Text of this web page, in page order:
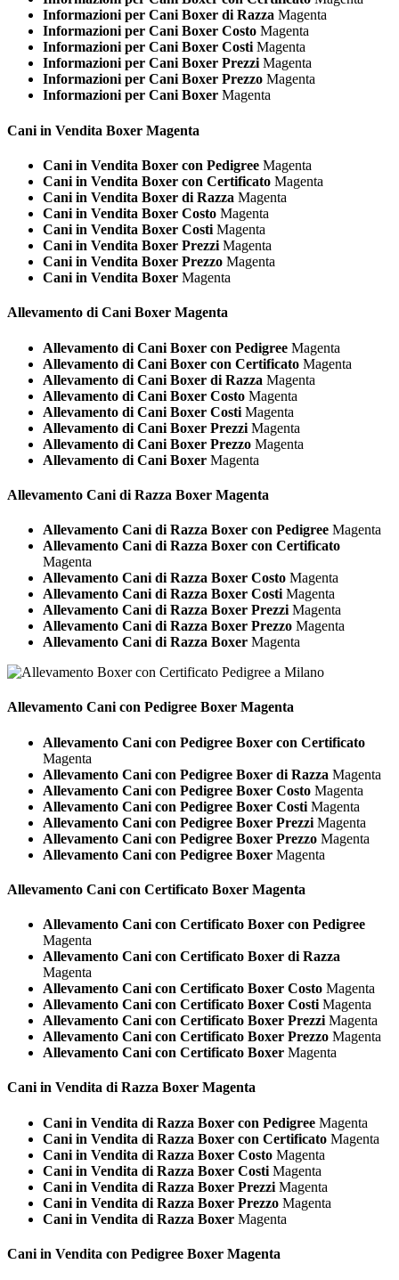
Informazioni per Cani Boxer di Razza Magenta
Informazioni per Cani Boxer Costo Magenta
Informazioni per Cani Boxer CostiMagenta
Informazioni per Cani Boxer PrezziMagenta
Informazioni per Cani Boxer Prezzo Magenta
Informazioni per Cani Boxer Magenta
Cani in Vendita Boxer Magenta
Cani in Vendita Boxer con Pedigree Magenta
Cani in Vendita Boxer con Certificato Magenta
Cani in Vendita Boxer di Razza Magenta
Cani in Vendita Boxer Costo Magenta
Cani in Vendita Boxer Costi Magenta
Cani in Vendita Boxer Prezzi Magenta
Cani in Vendita Boxer Prezzo Magenta
Cani in Vendita Boxer Magenta
Allevamento di Cani Boxer Magenta
Allevamento di Cani Boxer con Pedigree Magenta
Allevamento di Cani Boxer con Certificato Magenta
Allevamento di Cani Boxer di Razza Magenta
Allevamento di Cani Boxer Costo Magenta
Allevamento di Cani Boxer Costi Magenta
Allevamento di Cani Boxer Prezzi Magenta
Allevamento di Cani Boxer Prezzo Magenta
Allevamento di Cani Boxer Magenta
Allevamento Cani di Razza Boxer Magenta
Allevamento Cani di Razza Boxer con Pedigree Magenta
Allevamento Cani di Razza Boxer con Certificato
Magenta
Allevamento Cani di Razza Boxer Costo Magenta
Allevamento Cani di Razza Boxer Costi Magenta
Allevamento Cani di Razza Boxer Prezzi Magenta
Allevamento Cani di Razza Boxer Prezzo Magenta
Allevamento Cani di Razza Boxer Magenta
Allevamento Cani con Pedigree Boxer Magenta
Allevamento Cani con Pedigree Boxer con Certificato
Magenta
Allevamento Cani con Pedigree Boxer di Razza Magenta
Allevamento Cani con Pedigree Boxer Costo Magenta
Allevamento Cani con Pedigree Boxer Costi Magenta
Allevamento Cani con Pedigree Boxer Prezzi Magenta
Allevamento Cani con Pedigree Boxer Prezzo Magenta
Allevamento Cani con Pedigree Boxer Magenta
Allevamento Cani con Certificato Boxer Magenta
Allevamento Cani con Certificato Boxer con Pedigree
Magenta
Allevamento Cani con Certificato Boxer di Razza
Magenta
Allevamento Cani con Certificato Boxer Costo Magenta
Allevamento Cani con Certificato Boxer Costi Magenta
Allevamento Cani con Certificato Boxer Prezzi Magenta
Allevamento Cani con Certificato Boxer Prezzo Magenta
Allevamento Cani con Certificato Boxer Magenta
Cani in Vendita di Razza Boxer Magenta
Cani in Vendita di Razza Boxer con Pedigree Magenta
Cani in Vendita di Razza Boxer con Certificato Magenta
Cani in Vendita di Razza Boxer Costo Magenta
Cani in Vendita di Razza Boxer Costi Magenta
Cani in Vendita di Razza Boxer Prezzi Magenta
Cani in Vendita di Razza Boxer Prezzo Magenta
Cani in Vendita di Razza Boxer Magenta
Cani in Vendita con Pedigree Boxer Magenta